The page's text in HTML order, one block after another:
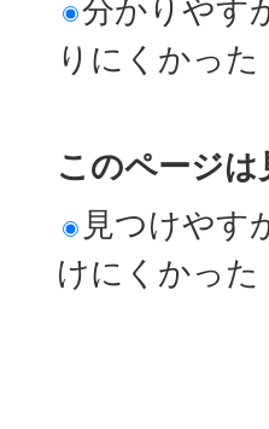
分かりやす
りにくかった
このページ
見つけやす
けにくかった